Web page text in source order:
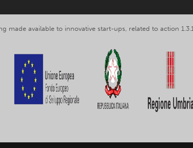
made available to innovative start-ups, related to action